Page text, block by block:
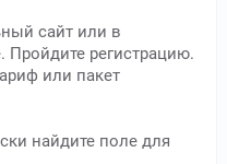
сайт или в
регистрацию.
или пакет
найдите поле для